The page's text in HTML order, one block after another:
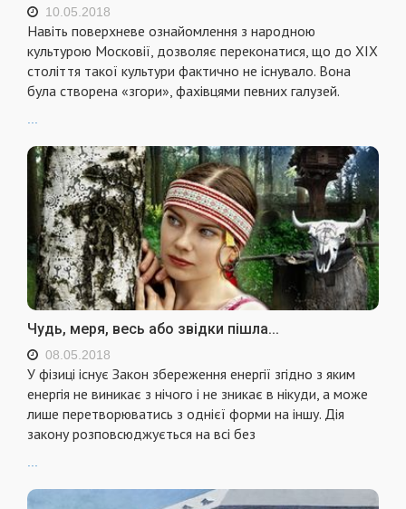
10.05.2018
Навіть поверхневе ознайомлення з народною
культурою Московії, дозволяє переконатися, що до ХІХ
століття такої культури фактично не існувало. Вона
була створена «згори», фахівцями певних галузей.
...
Чудь, меря, весь або звідки пішла...
08.05.2018
У фізиці існує Закон збереження енергії згідно з яким
енергія не виникає з нічого і не зникає в нікуди, а може
лише перетворюватись з однієї форми на іншу. Дія
закону розповсюджується на всі без